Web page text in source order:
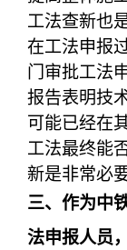
工法查新也
在工法申报
门审批工法
报告表明技
可能已经在
工法最终能
新是非常必
三、作为中
法申报人员